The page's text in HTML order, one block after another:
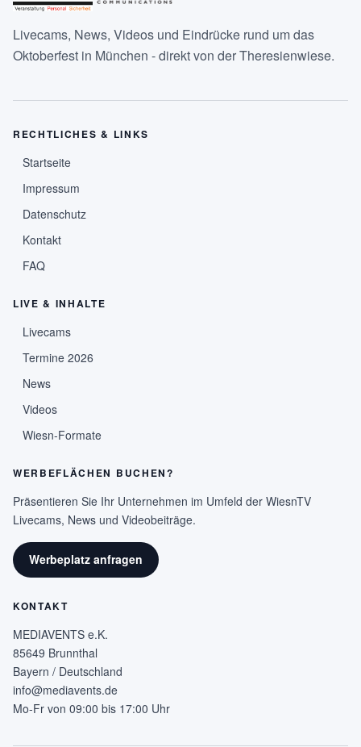
Livecams, News, Videos und Eindrücke rund um das
Oktoberfest in München - direkt von der Theresienwiese.
RECHTLICHES & LINKS
Startseite
Impressum
Datenschutz
Kontakt
FAQ
LIVE & INHALTE
Livecams
Termine 2026
News
Videos
Wiesn-Formate
WERBEFLÄCHEN BUCHEN?
Präsentieren Sie Ihr Unternehmen im Umfeld der WiesnTV
Livecams, News und Videobeiträge.
Werbeplatz anfragen
KONTAKT
MEDIAVENTS e.K.
85649 Brunnthal
Bayern / Deutschland
info@mediavents.de
Mo-Fr von 09:00 bis 17:00 Uhr